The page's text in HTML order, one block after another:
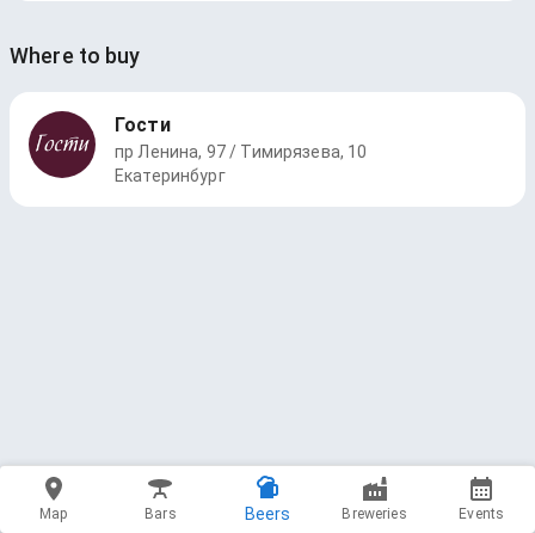
Where to buy
Гости
пр Ленина, 97 / Тимирязева, 10
Екатеринбург
Map Bars Beers Breweries Events